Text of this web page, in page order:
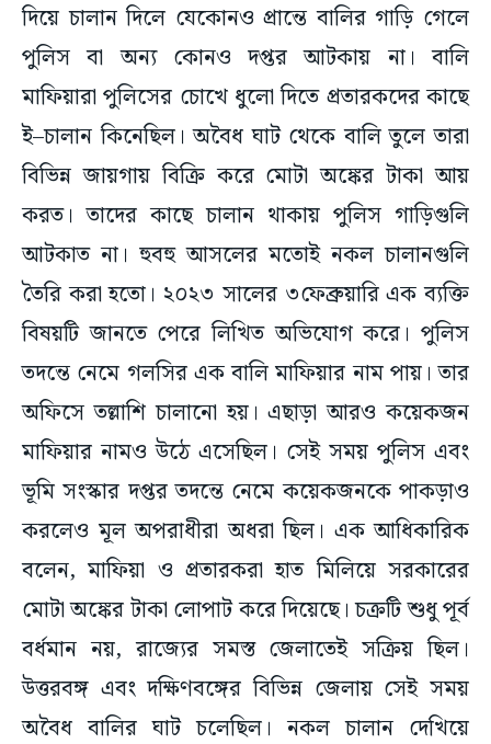
দিয়ে চালান দিলে যেকোনও প্রান্তে বালির গাড়ি গেলে
পুলিস বা অন্য কোনও দপ্তর আটকায় না। বালি
মাফিয়ারা পুলিসের চোখে ধুলো দিতে প্রতারকদের কাছে
ই–চালান কিনেছিল। অবৈধ ঘাট থেকে বালি তুলে তারা
বিভিন্ন জায়গায় বিক্রি করে মোটা অঙ্কের টাকা আয়
করত। তাদের কাছে চালান থাকায় পুলিস গাড়িগুলি
আটকাত না। হুবহু আসলের মতোই নকল চালানগুলি
তৈরি করা হতো। ২০২৩ সালের ৩ফেব্রুয়ারি এক ব্যক্তি
বিষয়টি জানতে পেরে লিখিত অভিযোগ করে। পুলিস
তদন্তে নেমে গলসির এক বালি মাফিয়ার নাম পায়। তার
অফিসে তল্লাশি চালানো হয়। এছাড়া আরও কয়েকজন
মাফিয়ার নামও উঠে এসেছিল। সেই সময় পুলিস এবং
ভূমি সংস্কার দপ্তর তদন্তে নেমে কয়েকজনকে পাকড়াও
করলেও মূল অপরাধীরা অধরা ছিল। এক আধিকারিক
বলেন, মাফিয়া ও প্রতারকরা হাত মিলিয়ে সরকারের
মোটা অঙ্কের টাকা লোপাট করে দিয়েছে। চক্রটি শুধু পূর্ব
বর্ধমান নয়, রাজ্যের সমস্ত জেলাতেই সক্রিয় ছিল।
উত্তরবঙ্গ এবং দক্ষিণবঙ্গের বিভিন্ন জেলায় সেই সময়
অবৈধ বালির ঘাট চলেছিল। নকল চালান দেখিয়ে